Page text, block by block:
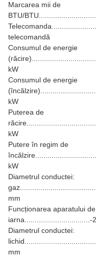
Marcarea mii de
BTU/
telecomandă
Consumul de energie
kW
Consumul de energie
kW
Puterea de
kW
Putere în regim de
kW
Diametrul conductei:
mm
Funcționarea aparatului
iarna................................-
Diametrul conductei:
mm